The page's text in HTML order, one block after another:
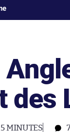
des
5 MINUTES